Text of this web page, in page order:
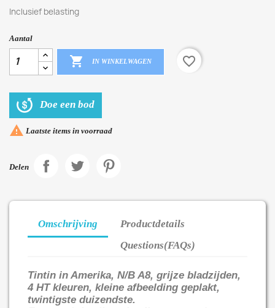
Inclusief belasting
Aantal
 IN WINKELWAGEN favorite_border
Doe een bod
 Laatste items in voorraad
Delen
Omschrijving
Productdetails
Questions(FAQs)
Tintin in Amerika, N/B A8, grijze bladzijden,
4 HT kleuren, kleine afbeelding geplakt,
twintigste duizendste.